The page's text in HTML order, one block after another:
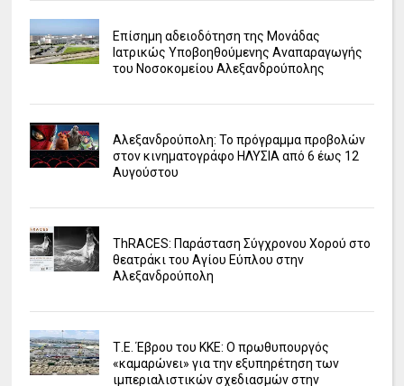
Επίσημη αδειοδότηση της Μονάδας
Ιατρικώς Υποβοηθούμενης Αναπαραγωγής
του Νοσοκομείου Αλεξανδρούπολης
Αλεξανδρούπολη: Το πρόγραμμα προβολών
στον κινηματογράφο ΗΛΥΣΙΑ από 6 έως 12
Αυγούστου
ΤhRACES: Παράσταση Σύγχρονου Χορού στο
θεατράκι του Αγίου Εύπλου στην
Αλεξανδρούπολη
Τ.Ε. Έβρου του ΚΚΕ: Ο πρωθυπουργός
«καμαρώνει» για την εξυπηρέτηση των
ιμπεριαλιστικών σχεδιασμών στην